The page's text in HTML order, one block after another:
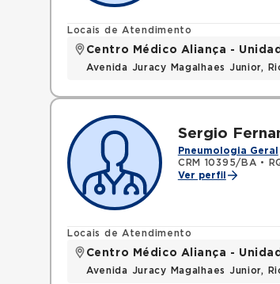
Locais de Atendimento
Centro Médico Aliança -
Avenida Juracy Magalhaes Junior,
Sergio
Pneumologia Geral
CRM 10395/BA •
Ver perfil
Locais de Atendimento
Centro Médico Aliança -
Avenida Juracy Magalhaes Junior,